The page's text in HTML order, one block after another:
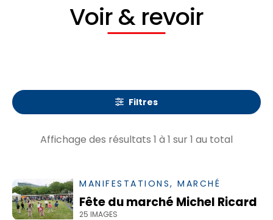
Voir & revoir
Filtres
Affichage des résultats 1 à 1 sur1 au total
MANIFESTATIONS, MARCHÉ
Fête du marché Michel Ricard
25 IMAGES